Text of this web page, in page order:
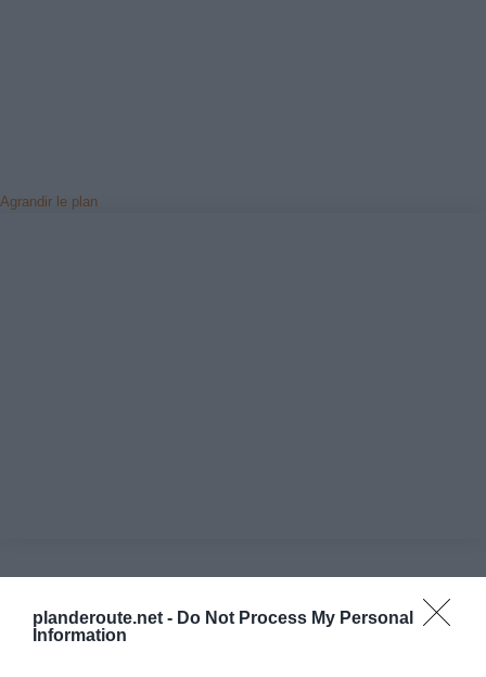
planderoute.net - Do Not Process My Personal
Information
Agrandir le plan
Vérifiez la météo dans votre voyage